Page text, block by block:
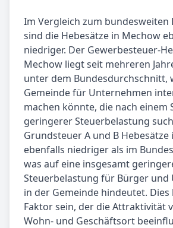
Im Vergleich zum
sind die Hebesätze in Mechow
niedriger. Der Gewerbesteuer-
Mechow liegt seit mehreren
unter dem Bundesdurchschnitt,
Gemeinde für Unternehmen
machen könnte, die nach einem
geringerer Steuerbelastung
Grundsteuer A und B
ebenfalls niedriger als im
was auf eine insgesamt
Steuerbelastung für Bürger und
in der Gemeinde hindeutet.
Faktor sein, der die Attraktivität
Wohn- und Geschäftsort